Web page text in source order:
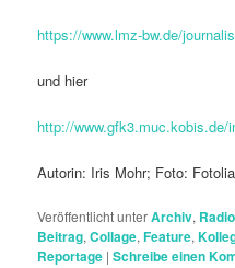
https://www.lmz-bw.de/
und hier
http://www.gfk3.muc.kobis.de/
Autorin: Iris Mohr; Foto:
Veröffentlicht unterArchiv,
Beitrag,Collage,Feature,
Reportage |Schreibe einen